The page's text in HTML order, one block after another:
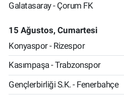
Galatasaray - Çorum FK
15 Ağustos, Cumartesi
Konyaspor - Rizespor
Kasımpaşa - Trabzonspor
Gençlerbirliği S.K. - Fenerbahçe